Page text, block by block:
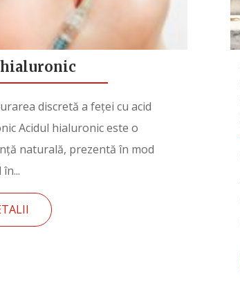
discretă a feței cu acid
Acidul hialuronic este o
naturală, prezentă în mod